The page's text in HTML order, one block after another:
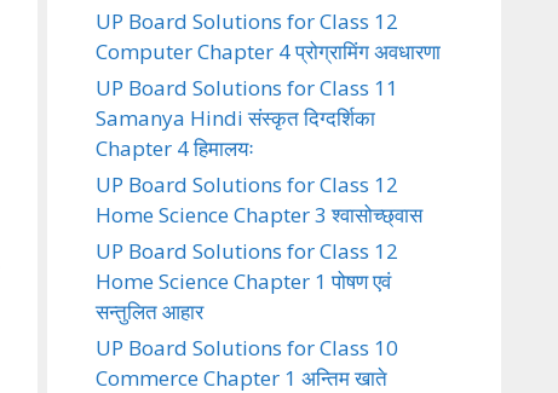
UP Board Solutions for Class 12
Computer Chapter 4 प्रोग्रामिंग अवधारणा
UP Board Solutions for Class 11
Samanya Hindi संस्कृत दिग्दर्शिका
Chapter 4 हिमालयः
UP Board Solutions for Class 12
Home Science Chapter 3 श्वासोच्छ्वास
UP Board Solutions for Class 12
Home Science Chapter 1 पोषण एवं
सन्तुलित आहार
UP Board Solutions for Class 10
Commerce Chapter 1 अन्तिम खाते